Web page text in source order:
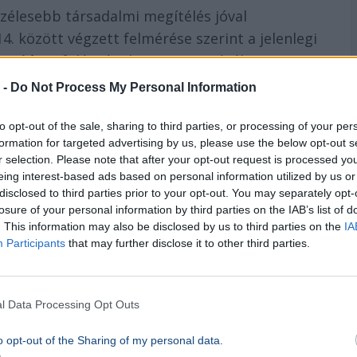
- Do Not Process My Personal Information
opt-out of the sale, sharing to third parties, or processing of your
for targeted advertising by us, please use the below opt-out
selection. Please note that after your opt-out request is processed
interest-based ads based on personal information utilized by us
to third parties prior to your opt-out. You may separately
of your personal information by third parties on the IAB’s list of
This information may also be disclosed by us to third parties on the
Participants that may further disclose it to other third parties.
Data Processing Opt Outs
opt-out of the Sharing of my personal data.
társadalmi megítélés jóval
között végzett felmérése szerint a jelenlegi
aFideszfölényének visszaszerzésében,
nem tartja reálisnak az egykori